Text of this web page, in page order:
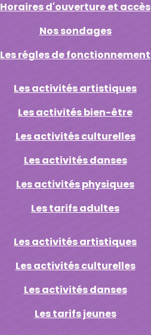
Horaires d'ouverture et accès
Nos sondages
Les régles de fonctionnement
Les activités artistiques
Les activités bien-être
Les activités culturelles
Les activités danses
Les activités physiques
Les tarifs adultes
Les activités artistiques
Les activités culturelles
Les activités danses
Les tarifs jeunes